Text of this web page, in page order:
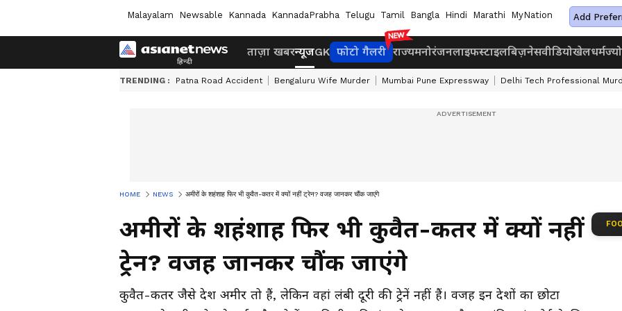
Malayalam Newsable Kannada KannadaPrabha Telugu Tamil Bangla Hindi Marathi MyNation Add
ताज़ा खबरन्यूजGK फोटो गैलरी राज्यमनोरंजनलाइफस्टाइलबिज़नेसवीडियोखेलधर्म
TRENDING : Patna Road Accident Bengaluru Wife Murder Mumbai Pune Expressway Delhi Tech Professional
HOME NEWS अमीरों के शहंशाह फिर भी कुवैत-कतर में क्यों नहीं ट्रेन? वजह जानकर चौंक जाएंगे
अमीरों के शहंशाह फिर भी कुवैत-कतर में क्यों नहीं
ट्रेन? वजह जानकर चौंक जाएंगे
कुवैत-कतर जैसे देश अमीर तो हैं, लेकिन वहां लंबी दूरी की ट्रेनें नहीं हैं। वजह इन देशों का छोटा